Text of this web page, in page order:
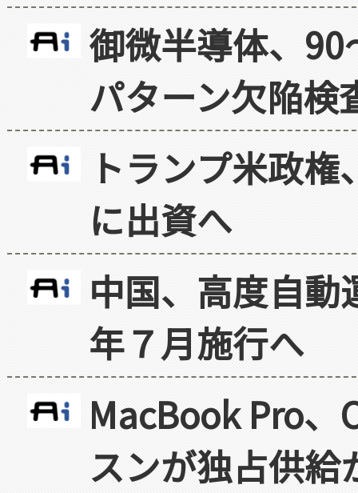
御微半導体、
パターン欠陥検
トランプ米政
に出資へ
中国、高度自
年７月施行へ
MacBook Pro
スンが独占供給